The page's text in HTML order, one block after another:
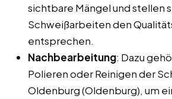
sichtbare Mängel und stellen
Schweißarbeiten den
entsprechen.
Nachbearbeitung: Dazu
Polieren oder Reinigen der
Oldenburg (Oldenburg), um